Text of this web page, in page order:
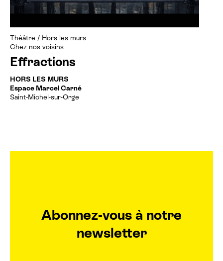
Rechercher
Théâtre / Hors les murs
Chez nos voisins
Effractions
HORS LES MURS
Espace Marcel Carné
Saint-Michel-sur-Orge
Abonnez-vous à notre
newsletter